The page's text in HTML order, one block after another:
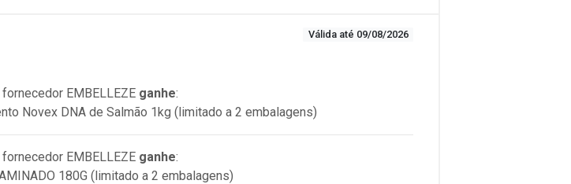
Válida até 09/08/2026
fornecedor EMBELLEZE ganhe:
Novex DNA de Salmão 1kg (limitado a 2 embalagens)
fornecedor EMBELLEZE ganhe:
180G (limitado a 2 embalagens)